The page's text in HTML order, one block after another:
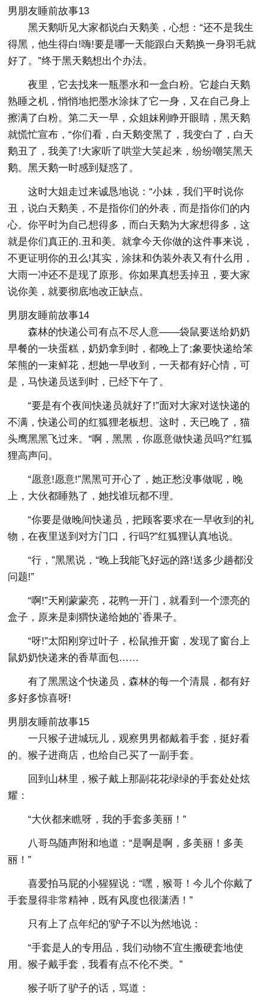
男朋友睡前故事13
黑天鹅听见大家都说白天鹅美，心想：“还不是我生
得黑，他生得白!嗨!要是哪一天能跟白天鹅换一身羽毛就
好了。”终于黑天鹅想出个办法。
夜里，它去找来一瓶墨水和一盒白粉。它趁白天鹅
熟睡之机，悄悄地把墨水涂抹了它一身，又在自己身上
擦满了白粉。第二天一早，众姐妹刚睁开眼睛，黑天鹅
就慌忙宣布，“你们看，白天鹅变黑了，我变白了，白天
鹅丑了，我美了!大家听了哄堂大笑起来，纷纷嘲笑黑天
鹅。黑天鹅一时感到疑惑了。
这时大姐走过来诚恳地说：“小妹，我们平时说你
丑，说白天鹅美，不是指你们的外表，而是指你们的内
心。你平时为自己想得多，而白天鹅为大家想得多，这
就是你们真正的.丑和美。就拿今天你做的这件事来说，
不更证明你的丑么!其实，涂抹和伪装外表又有什么用，
大雨一冲还不是现了原形。你如果真想丢掉丑，要大家
说你美，就要彻底地改正缺点。
男朋友睡前故事14
森林的快递公司有点不尽人意——袋鼠要送给奶奶
早餐的一块蛋糕，奶奶拿到时，都晚上了;象要快递给笨
笨熊的一束鲜花，想她一早收到，一天都有好心情，可
是，马快递员送到时，已经下午了。
“要是有个夜间快递员就好了!”面对大家对送快递的
不满，快递公司的红狐狸老板想。这时，天已晚了，猫
头鹰黑黑飞过来。“啊，黑黑，你愿意做快递员吗?”红狐
狸高声问。
“愿意!愿意!”黑黑可开心了，她正愁没事做呢，晚
上，大伙都睡熟了，她找谁玩都不理。
“你要是做晚间快递员，把顾客要求在一早收到的礼
物，在夜里送到对方门口，行吗?”红狐狸认真地说。
“行，”黑黑说，“晚上我能飞好远的路!送多少趟都没
问题!”
“啊!”天刚蒙蒙亮，花鸭一开门，就看到一个漂亮的
盒子，原来是刺猬快递给她的`香果子。
“呀!”太阳刚穿过叶子，松鼠推开窗，发现了窗台上
鼠奶奶快递来的香草面包……
有了黑黑这个快递员，森林的每一个清晨，都有好
多好多惊喜呀!
男朋友睡前故事15
一只猴子进城玩儿，观察男男都戴着手套，挺好看
的。猴子进商店，也给自己买了一副手套。
回到山林里，猴子戴上那副花花绿绿的手套处处炫
耀：
“大伙都来瞧呀，我的手套多美丽！”
八哥鸟随声附和地道：“是啊是啊，多美丽！多美
丽！”
喜爱拍马屁的小猩猩说：“嘿，猴哥！今儿个你戴了
手套显得非常精神，既有风度也很潇洒！”
只有上了点年纪的'驴子不以为然地说：
“手套是人的专用品，我们动物不宜生搬硬套地使
用。猴子戴手套，我看有点不伦不类。”
猴子听了驴子的话，骂道：